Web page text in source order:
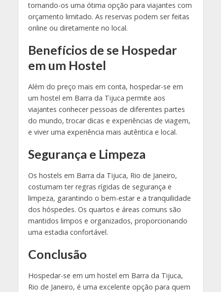
tornando-os uma ótima opção para viajantes com
orçamento limitado. As reservas podem ser feitas
online ou diretamente no local.
Benefícios de se Hospedar
em um Hostel
Além do preço mais em conta, hospedar-se em
um hostel em Barra da Tijuca permite aos
viajantes conhecer pessoas de diferentes partes
do mundo, trocar dicas e experiências de viagem,
e viver uma experiência mais autêntica e local.
Segurança e Limpeza
Os hostels em Barra da Tijuca, Rio de Janeiro,
costumam ter regras rígidas de segurança e
limpeza, garantindo o bem-estar e a tranquilidade
dos hóspedes. Os quartos e áreas comuns são
mantidos limpos e organizados, proporcionando
uma estadia confortável.
Conclusão
Hospedar-se em um hostel em Barra da Tijuca,
Rio de Janeiro, é uma excelente opção para quem